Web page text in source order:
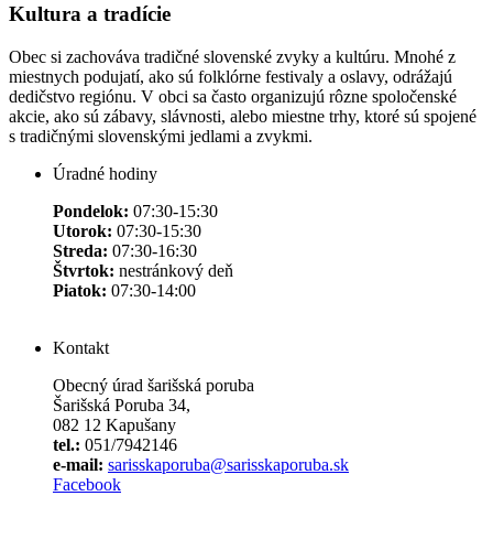
Kultura a tradície
Obec si zachováva tradičné slovenské zvyky a kultúru. Mnohé z
miestnych podujatí, ako sú folklórne festivaly a oslavy, odrážajú
dedičstvo regiónu. V obci sa často organizujú rôzne spoločenské
akcie, ako sú zábavy, slávnosti, alebo miestne trhy, ktoré sú spojené
s tradičnými slovenskými jedlami a zvykmi.
Úradné hodiny
Pondelok: 07:30-15:30
Utorok: 07:30-15:30
Streda: 07:30-16:30
Štvrtok: nestránkový deň
Piatok: 07:30-14:00
Kontakt
Obecný úrad šarišská poruba
Šarišská Poruba 34,
082 12 Kapušany
tel.: 051/7942146
e-mail: sarisskaporuba@sarisskaporuba.sk
Facebook